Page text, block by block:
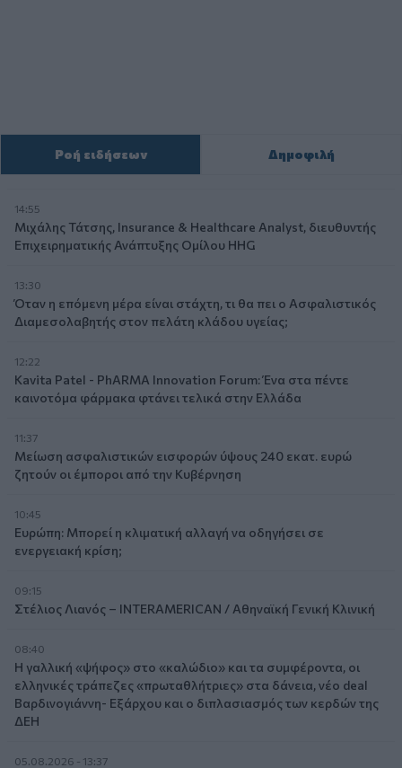
Ροή ειδήσεων Δημοφιλή
14:55
Μιχάλης Τάτσης, Insurance & Healthcare Analyst, διευθυντής
Επιχειρηματικής Ανάπτυξης Ομίλου HHG
13:30
Όταν η επόμενη μέρα είναι στάχτη, τι θα πει ο Ασφαλιστικός
Διαμεσολαβητής στον πελάτη κλάδου υγείας;
12:22
Kavita Patel - PhARMA Innovation Forum: Ένα στα πέντε
καινοτόμα φάρμακα φτάνει τελικά στην Ελλάδα
11:37
Μείωση ασφαλιστικών εισφορών ύψους 240 εκατ. ευρώ
ζητούν οι έμποροι από την Κυβέρνηση
10:45
Ευρώπη: Μπορεί η κλιματική αλλαγή να οδηγήσει σε
ενεργειακή κρίση;
09:15
Στέλιος Λιανός – INTERAMERICAN / Αθηναϊκή Γενική Κλινική
08:40
Η γαλλική «ψήφος» στο «καλώδιο» και τα συμφέροντα, οι
ελληνικές τράπεζες «πρωταθλήτριες» στα δάνεια, νέο deal
Βαρδινογιάννη- Εξάρχου και ο διπλασιασμός των κερδών της
ΔΕΗ
05.08.2026 - 13:37